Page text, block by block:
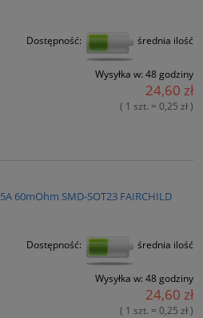
Dostępność: średnia ilość
Wysyłka w: 48 godziny
24,60 zł
( 1 szt. = 0,25 zł )
60mOhm SMD-SOT23 FAIRCHILD
Dostępność: średnia ilość
Wysyłka w: 48 godziny
24,60 zł
( 1 szt. = 0,25 zł )